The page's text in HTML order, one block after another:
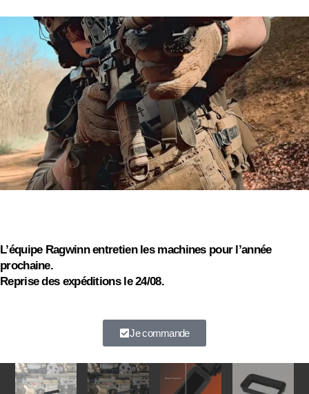
SPECIÁLNÍ
NABÍDKA!
L’équipe Ragwinn entretien les machines pour l’année
prochaine.
Reprise des expéditions le 24/08.
Je commande